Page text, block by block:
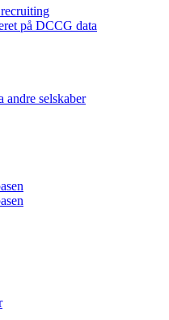
på DCCG data
andre selskaber